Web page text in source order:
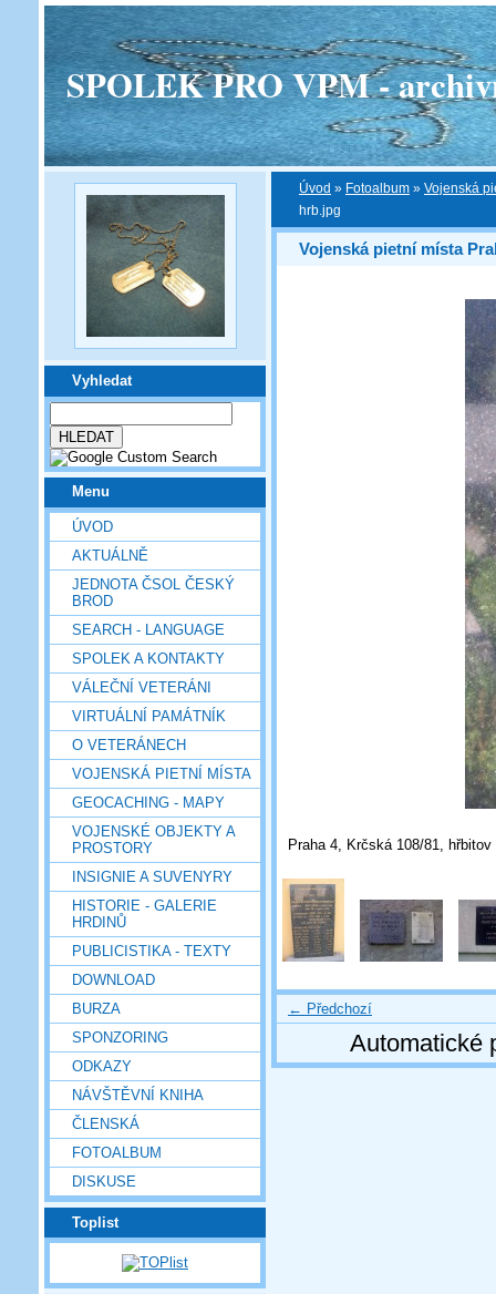
SPOLEK PRO VPM -
Vyhledat
Menu
ÚVOD
AKTUÁLNĚ
JEDNOTA ČSOL ČESKÝ
BROD
SEARCH - LANGUAGE
SPOLEK A KONTAKTY
VÁLEČNÍ VETERÁNI
VIRTUÁLNÍ PAMÁTNÍK
O VETERÁNECH
VOJENSKÁ PIETNÍ MÍSTA
GEOCACHING - MAPY
VOJENSKÉ OBJEKTY A
PROSTORY
INSIGNIE A SUVENYRY
HISTORIE - GALERIE
HRDINŮ
PUBLICISTIKA - TEXTY
DOWNLOAD
BURZA
SPONZORING
ODKAZY
NÁVŠTĚVNÍ KNIHA
ČLENSKÁ
FOTOALBUM
DISKUSE
Toplist
Úvod » Fotoalbum » Vojenská
hrb.jpg
Vojenská pietní místa
Praha 4, Krčská 108/81,
← Předchozí
Automatické